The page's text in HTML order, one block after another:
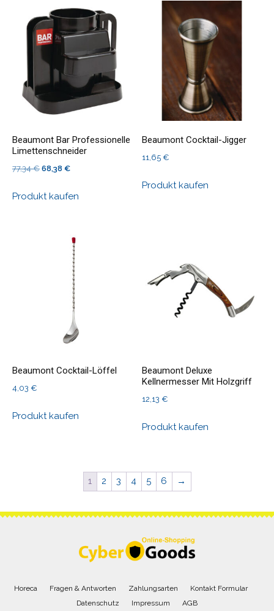
Beaumont Bar Professionelle
Limettenschneider
77,34€ Ursprünglicher
war:
68,38 €Aktueller
ist:
Produkt kaufen
Beaumont Cocktail-Jigger
11,65€
Produkt kaufen
Beaumont Cocktail-Löffel
4,03 €
Produkt kaufen
Beaumont Deluxe
Kellnermesser Mit Holzgriff
12,13€
Produkt kaufen
1 2 3 4 5 6 →
Horeca Fragen & Antworten Zahlungsarten
Kontakt Formular
Datenschutz
Impressum AGB